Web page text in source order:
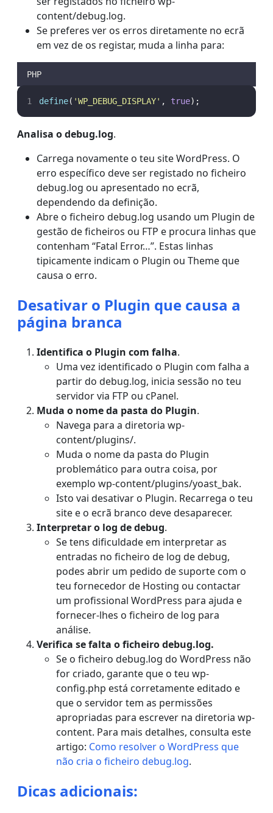
content/debug.log.
Se preferes ver os erros diretamente no ecrã
em vez de os registar, muda a linha para:
PHP
define( 'WP_DEBUG_DISPLAY' , true);
Analisa o debug.log.
Carrega novamente o teu site WordPress. O
erro específico deve ser registado no ficheiro
debug.log ou apresentado no ecrã,
dependendo da definição.
Abre o ficheiro debug.log usando um Plugin de
gestão de ficheiros ou FTP e procura linhas que
contenham “Fatal Error…”. Estas linhas
tipicamente indicam o Plugin ou Theme que
causa o erro.
Desativar o Plugin que causa a
página branca
Identifica o Plugin com falha.
Uma vez identificado o Plugin com falha a
partir do debug.log, inicia sessão no teu
servidor via FTP ou cPanel.
Muda o nome da pasta do Plugin.
Navega para a diretoria wp-
content/plugins/.
Muda o nome da pasta do Plugin
problemático para outra coisa, por
exemplo wp-content/plugins/yoast_bak.
Isto vai desativar o Plugin. Recarrega o teu
site e o ecrã branco deve desaparecer.
Interpretar o log de debug.
Se tens dificuldade em interpretar as
entradas no ficheiro de log de debug,
podes abrir um pedido de suporte com o
teu fornecedor de Hosting ou contactar
um profissional WordPress para ajuda e
fornecer-lhes o ficheiro de log para
análise.
Verifica se falta o ficheiro debug.log.
Se o ficheiro debug.log do WordPress não
for criado, garante que o teu wp-
config.php está corretamente editado e
que o servidor tem as permissões
apropriadas para escrever na diretoria wp-
content. Para mais detalhes, consulta este
artigo: Como resolver o WordPress que
não cria o ficheiro debug.log.
Dicas adicionais: